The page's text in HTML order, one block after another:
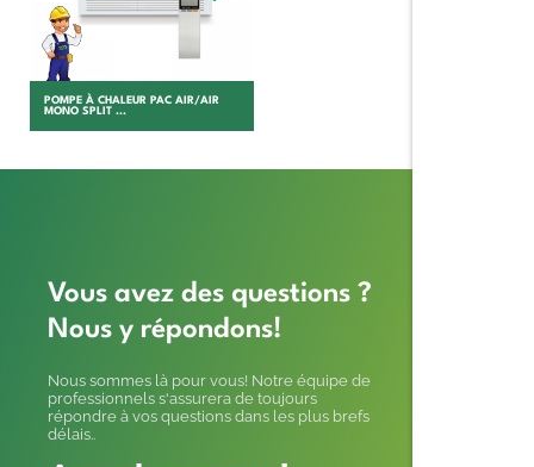
POMPE À CHALEUR PAC AIR/AIR
MONO SPLIT ...
Vous avez des questions ?
Nous y répondons!
Nous sommes là pour vous! Notre équipe de
professionnels s'assurera de toujours
répondre à vos questions dans les plus brefs
délais..